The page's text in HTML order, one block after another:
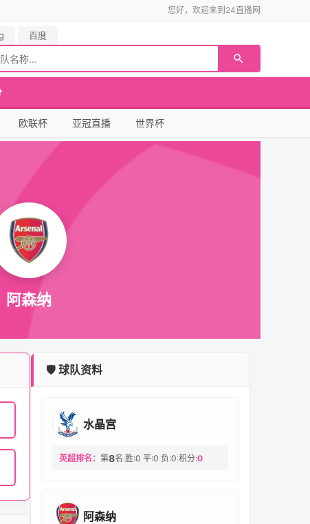
您好，欢迎来到24直播网
百度
欧联杯 亚冠直播 世界杯
阿森纳
🛡️ 球队资料
水晶宫
英超排名： 第8名 胜:0 平:0 负:0 积分:0
阿森纳